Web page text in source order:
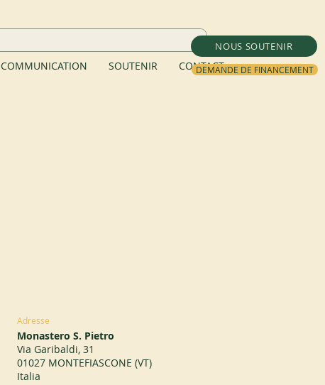
NOUS SOUTENIR
DEMANDE DE FINANCEMENT
COMMUNICATION SOUTENIR CONTACT
Adresse
Monastero S. Pietro
Via Garibaldi, 31
01027 MONTEFIASCONE (VT)
Italia